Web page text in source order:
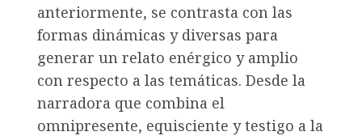
anteriormente, se contrasta con las
formas dinámicas y diversas para
generar un relato enérgico y amplio
con respecto a las temáticas. Desde la
narradora que combina el
omnipresente, equisciente y testigo a la